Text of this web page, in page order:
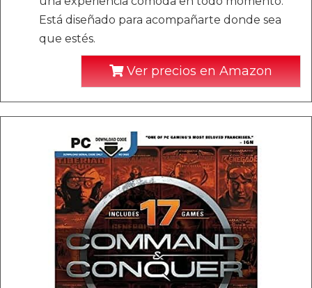
Está diseñado para acompañarte donde sea
que estés.
Ver precios en Amazon